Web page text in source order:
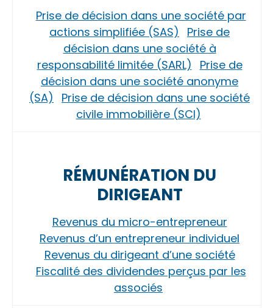
Prise de décision dans une société par
actions simplifiée (SAS)
Prise de
décision dans une société à
responsabilité limitée (SARL)
Prise de
décision dans une société anonyme
(SA)
Prise de décision dans une société
civile immobilière (SCI)
RÉMUNÉRATION DU
DIRIGEANT
Revenus du micro-entrepreneur
Revenus d’un entrepreneur individuel
Revenus du dirigeant d’une société
Fiscalité des dividendes perçus par les
associés